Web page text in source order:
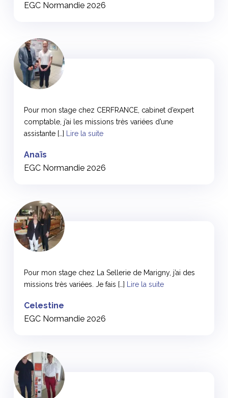
EGC Normandie 2026
Pour mon stage chez CERFRANCE, cabinet d’expert
comptable, j’ai les missions très variées d’une
assistante […]
Lire la suite
Anaïs
EGC Normandie 2026
Pour mon stage chez La Sellerie de Marigny, j’ai des
missions très variées. Je fais […]
Lire la suite
Celestine
EGC Normandie 2026